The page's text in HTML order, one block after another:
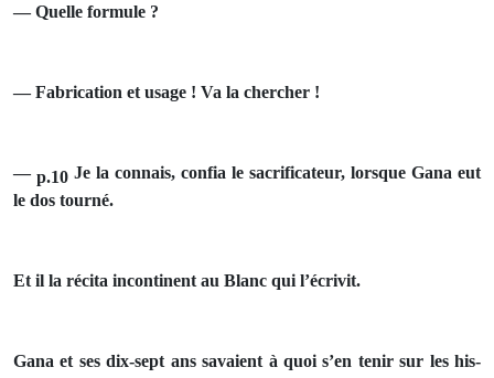
— Quelle formule ?
— Fabrication et usage ! Va la chercher !
— p.10 Je la connais, confia le sacrificateur, lorsque Gana eut
le dos tourné.
Et il la récita incontinent au Blanc qui l’écrivit.
Gana et ses dix-sept ans savaient à quoi s’en tenir sur les his­